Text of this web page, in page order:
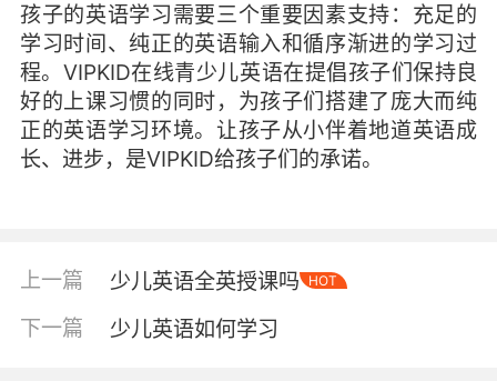
孩子的英语学习需要三个重要因素支持：充足的
学习时间、纯正的英语输入和循序渐进的学习过
程。VIPKID在线青少儿英语在提倡孩子们保持良
好的上课习惯的同时，为孩子们搭建了庞大而纯
正的英语学习环境。让孩子从小伴着地道英语成
长、进步，是VIPKID给孩子们的承诺。
上一篇 少儿英语全英授课吗 HOT
下一篇 少儿英语如何学习